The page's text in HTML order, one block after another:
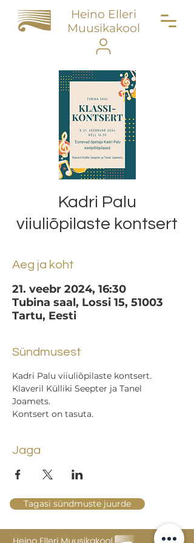
Heino Elleri
Muusikakool
Kadri Palu
viiuliõpilaste kontsert
Aeg ja koht
21. veebr 2024, 16:30
Tubina saal, Lossi 15, 51003
Tartu, Eesti
Sündmusest
Kadri Palu viiuliõpilaste kontsert.
Klaveril Külliki Seepter ja Tanel
Joamets.
Kontsert on tasuta.
Jaga
Tagasi sündmuste juurde